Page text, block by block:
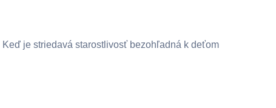
Keď je striedavá starostlivosť bezohľadná k deťom